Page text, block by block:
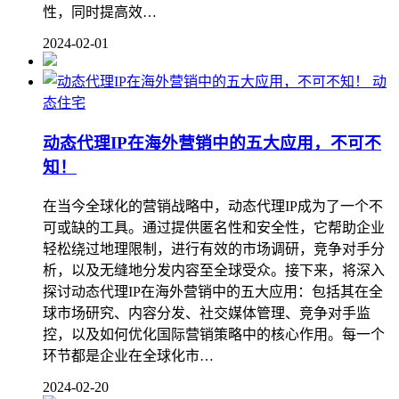
性，同时提高效…
2024-02-01
动
态住宅
动态代理IP在海外营销中的五大应用，不可不
知！
在当今全球化的营销战略中，动态代理IP成为了一个不
可或缺的工具。通过提供匿名性和安全性，它帮助企业
轻松绕过地理限制，进行有效的市场调研，竞争对手分
析，以及无缝地分发内容至全球受众。接下来，将深入
探讨动态代理IP在海外营销中的五大应用：包括其在全
球市场研究、内容分发、社交媒体管理、竞争对手监
控，以及如何优化国际营销策略中的核心作用。每一个
环节都是企业在全球化市…
2024-02-20